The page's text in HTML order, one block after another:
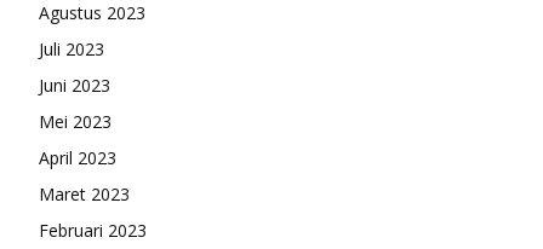
Agustus 2023
Juli 2023
Juni 2023
Mei 2023
April 2023
Maret 2023
Februari 2023